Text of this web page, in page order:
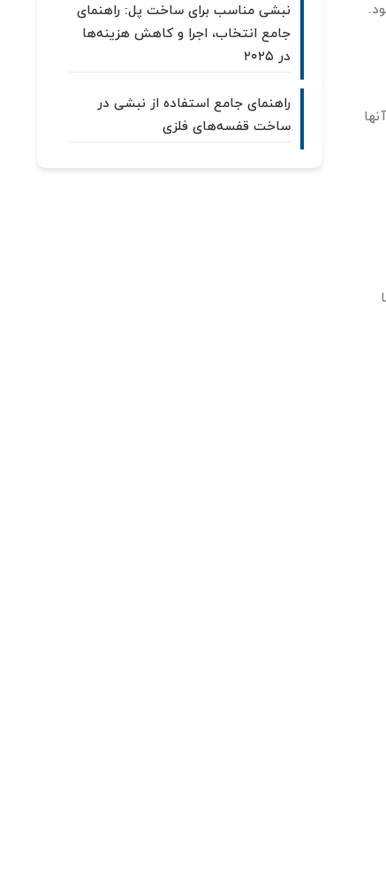
نبشی مناسب برای ساخت پل: راهنمای
جامع انتخاب، اجرا و کاهش هزینه‌ها
در ۲۰۲۵
راهنمای جامع استفاده از نبشی در
ساخت قفسه‌های فلزی